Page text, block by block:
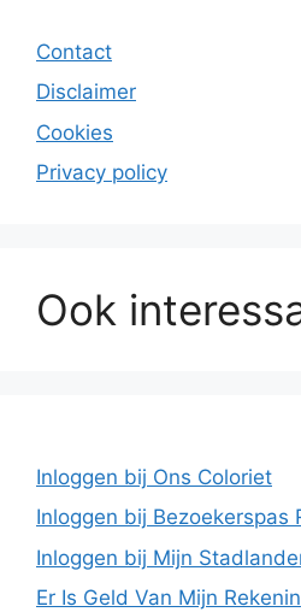
Contact
Disclaimer
Cookies
Privacy policy
Ook
Inloggen bij Ons Coloriet
Inloggen bij Bezoekerspas
Inloggen bij Mijn
Er Is Geld Van Mijn